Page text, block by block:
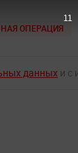
ОПЕРАЦИЯ
данных и с
10